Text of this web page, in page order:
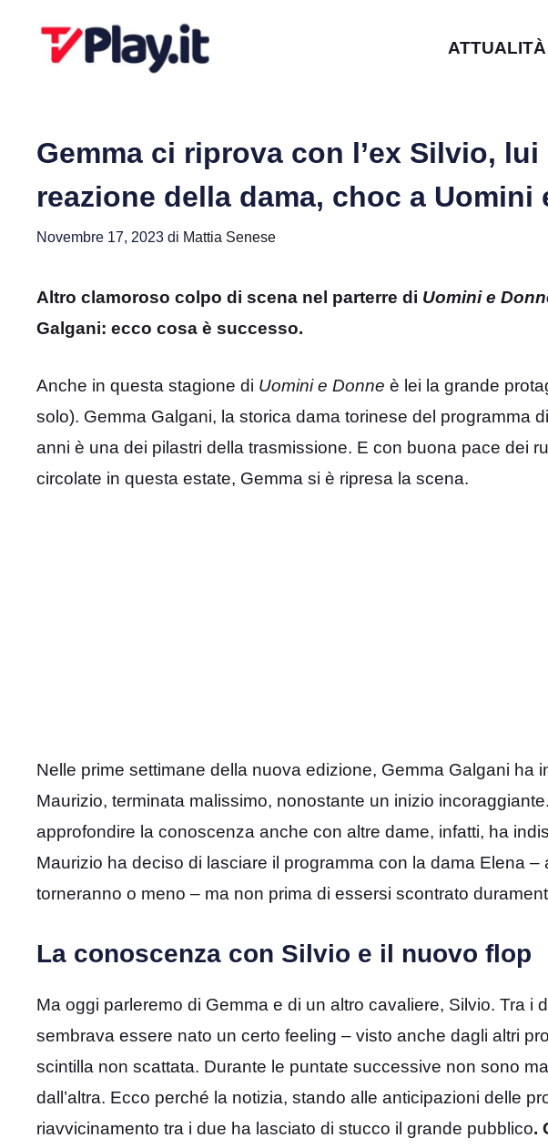
ATTUALITÀ
Gemma ci riprova con l’ex Silvio,
reazione della dama, choc a Uomini
Novembre 17, 2023 di Mattia Senese
Altro clamoroso colpo di scena nel parterre di Uomini e
Galgani: ecco cosa è successo.
Anche in questa stagione di Uomini e Donne è lei la grande
solo). Gemma Galgani, la storica dama torinese del programma
anni è una dei pilastri della trasmissione. E con buona pace dei
circolate in questa estate, Gemma si è ripresa la scena.
Nelle prime settimane della nuova edizione, Gemma Galgani ha
Maurizio, terminata malissimo, nonostante un inizio
approfondire la conoscenza anche con altre dame, infatti, ha
Maurizio ha deciso di lasciare il programma con la dama Elena
torneranno o meno – ma non prima di essersi scontrato
La conoscenza con Silvio e il nuovo flop
Ma oggi parleremo di Gemma e di un altro cavaliere, Silvio. Tra i
sembrava essere nato un certo feeling – visto anche dagli altri
scintilla non scattata. Durante le puntate successive non sono
dall’altra. Ecco perché la notizia, stando alle anticipazioni delle
riavvicinamento tra i due ha lasciato di stucco il grande pubblico.